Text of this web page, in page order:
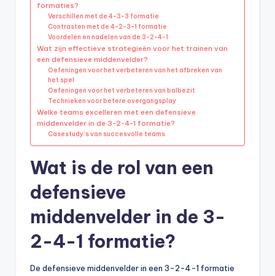
formaties?
Verschillen met de 4-3-3 formatie
Contrasten met de 4-2-3-1 formatie
Voordelen en nadelen van de 3-2-4-1
Wat zijn effectieve strategieën voor het trainen van
een defensieve middenvelder?
Oefeningen voor het verbeteren van het afbreken van
het spel
Oefeningen voor het verbeteren van balbezit
Technieken voor betere overgangsplay
Welke teams excelleren met een defensieve
middenvelder in de 3-2-4-1 formatie?
Casestudy’s van succesvolle teams
Wat is de rol van een
defensieve
middenvelder in de 3-
2-4-1 formatie?
De defensieve middenvelder in een 3-2-4-1 formatie